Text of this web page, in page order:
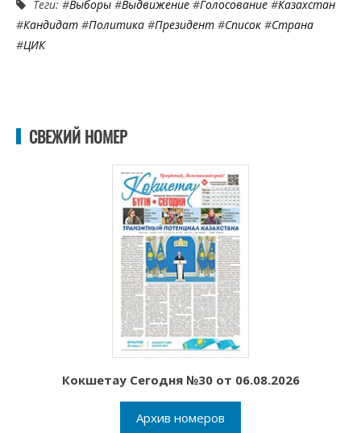
Теги: #Выборы #Выдвижение #Голосование #Казахстан
#Кандидат #Политика #Президент #Список #Страна
#ЦИК
СВЕЖИЙ НОМЕР
Кокшетау Сегодня №30 от 06.08.2026
Архив номеров